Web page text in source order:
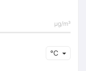
μg/m³
℃